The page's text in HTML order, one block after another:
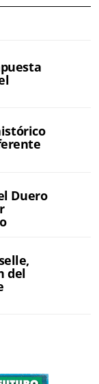
Duero
del